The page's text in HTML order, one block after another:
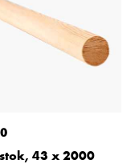
43 x 2000